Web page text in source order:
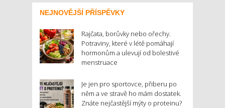
NEJNOVĚJŠÍ PŘÍSPĚVKY
Rajčata, borůvky nebo ořechy.
Potraviny, které v létě pomáhají
hormonům a ulevují od bolestivé
menstruace
Je jen pro sportovce, přiberu po
něm a ve stravě ho mám dostatek.
Znáte nejčastější mýty o proteinu?